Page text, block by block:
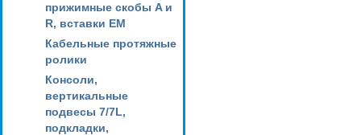
прижимные скобы A и
R, вставки EM
Кабельные протяжные
ролики
Консоли,
вертикальные
подвесы 7/7L,
подкладки,